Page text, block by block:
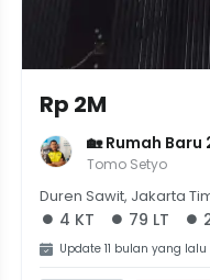
Rp 2M
🏡 Rumah Baru
Komplek Di
Tomo Setyo
Duren Sawit, Jakarta
4 KT 79 LT
Update 11 bulan yang lalu